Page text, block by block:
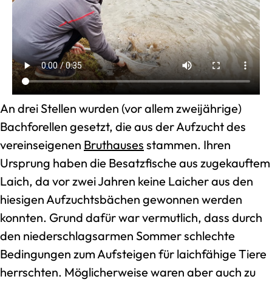
An drei Stellen wurden (vor allem zweijährige)
Bachforellen gesetzt, die aus der Aufzucht des
vereinseigenen Bruthauses stammen. Ihren
Ursprung haben die Besatzfische aus zugekauftem
Laich, da vor zwei Jahren keine Laicher aus den
hiesigen Aufzuchtsbächen gewonnen werden
konnten. Grund dafür war vermutlich, dass durch
den niederschlagsarmen Sommer schlechte
Bedingungen zum Aufsteigen für laichfähige Tiere
herrschten. Möglicherweise waren aber auch zu